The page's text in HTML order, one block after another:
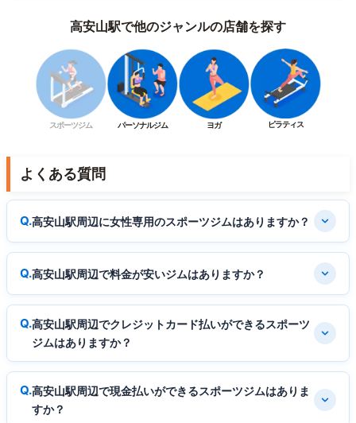
高安山駅で他のジャンルの店舗を探す
スポーツジム パーソナルジム ヨガ ピラティス
よくある質問
高安山駅周辺に女性専用のスポーツジムはありますか？
高安山駅周辺で料金が安いジムはありますか？
高安山駅周辺でクレジットカード払いができるスポーツ
ジムはありますか？
高安山駅周辺で現金払いができるスポーツジムはありま
すか？